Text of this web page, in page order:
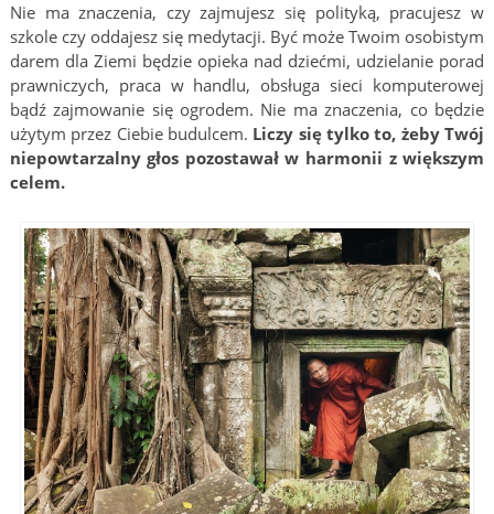
Nie ma znaczenia, czy zajmujesz się polityką, pracujesz w
szkole czy oddajesz się medytacji. Być może Twoim osobistym
darem dla Ziemi będzie opieka nad dziećmi, udzielanie porad
prawniczych, praca w handlu, obsługa sieci komputerowej
bądź zajmowanie się ogrodem. Nie ma znaczenia, co będzie
użytym przez Ciebie budulcem. Liczy się tylko to, żeby Twój
niepowtarzalny głos pozostawał w harmonii z większym
celem.